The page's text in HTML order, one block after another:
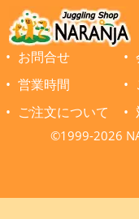
お問合せ
営業時間
ご注文について
©1999-2026